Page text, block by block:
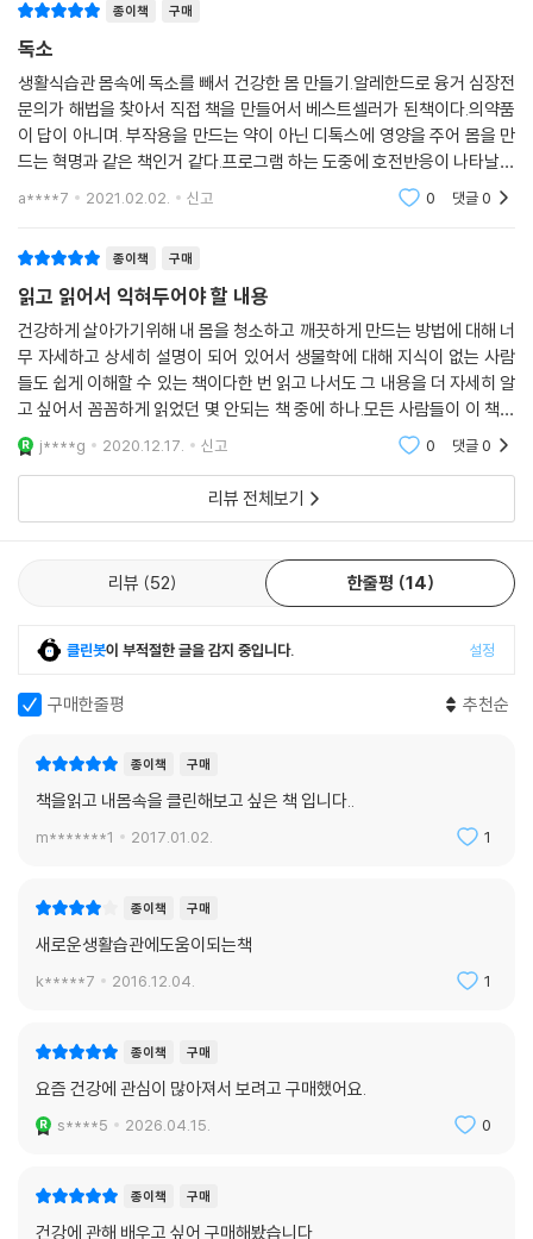
감정도 마찬가지다. 둘 다 끈적끈적한 성질을 가지고 있어서, 서로를 ‘끌어
당긴다’. 생생하고 신선한 음식과 의욕 있고 희망적인 생각 역시 서로를 끌
어당기고 함께 어울린다.
부정적인 감정이나 생각이 많아지면 음식을 탐하게 된다. 그러면 결국 점
액이 만들어지고, 운동을 하지 않는 게으른 생활 패턴에 빠져 갈수록 점액
이 늘어날 것이다. 반대의 경우도 마찬가지다. 다시 말해, 질 나쁜 음식과
자극, 신체 부진으로 인해 몸에 점액이 넘쳐나면, 자기도 모르게 부정적인
비약 시장의 규모가 대단하다. 수많은 사람들이 이 증상을 고치기 위해 노
력과 시간, 돈을 들인다. 과일을 많이 먹는 것처럼 자연스러운 식생활의 변
화를 시도하는 사람들도 있지만, 이런 방법만으로는 상황이 반드시 좋아진
다고 보장하기 어렵다. 장을 원래의 상태로 회복시키고 특정한 음식을 식
단에서 영원히 없애기 전에는, 그런 해결책들은 효과가 없을 때가 많다. 가
령, 과일을 너무 많이 먹으면 실제로는 당분이 늘어나서 이스트(yeast)나
장 속의 해로운 균으로 인해 장내 미생물 불균형(dysbiosis)이 촉진될 수
다. 이때 변비와 함께 두통이나 다른 통증이 생길 수 있다. 이런 상태가 일
상화되면, 변비는 만성적인 증상으로 발전한다. 해로운 균은 번식하면서
을 해주어야 한다.
다르기는 하지만, 가장 흔히 점액을 생성시키는 식품으로는 밀가루, 유제
운 균을 죽이면서 유익한 균을 보충하는 것이다. 그리고 건강한 장을 위해
필수적인 영양소들을 섭취해야 하는데, 갑상선뿐만 아니라 장에도 이로운
요오드, 장의 근육 수축에 필요한 마그네슘 등을 공급하는 것이 중요하다.
장 내부가 손상되고 염증이 생기면, 세로토닌 수치가 서서히 감소한다. 정
상적인 상태에서는 대부분의 세로토닌이 장에서 만들어지기 때문이다. 이
지’에 대한 신호를 받아들이는 방식이 물리적으로 바뀌게 된다. 기분과 감
아니면 심하게 침울해지기도 한다. 이 경우 역시 원인은 독소다. --- p.122
유익함을 밝혀낸 연구가 많다. 산모가 프로바이오틱스를 섭취하면 태어난
리고 장 속에 건강한 세균군을 갖고 있는 운동선수는 부상에서 빨리 회복
된다.
레시피 등을 자세히 수록한 이 책 『클린』은 출간 즉시 아마존 베스트셀러
(건강 분야) 1위에 등극하며 큰 화제를 일으켰다. 클린을 직접 경험해본 사
람들은 한결같이 몸속을 깨끗하게 헹궈내고 새로 태어난 기분이라며 놀라
워했다. 남녀노소 불문하고 가장 안전하고 효과적인 방법으로 오랫동안 고
통 받아온 변비, 알레르기, 비만, 우울증에서 탈출한 것이다. 반짝 뜨고 사
라지는 유행 다이어트 프로그램이 아니라 평생 유지해야 할 라이프스타일
제대로 배출되지 못한 독소는 대부분 친유성親油性이라 몸속을 돌아다니
다가 지방이 많은 조직, 특히 뇌에 박혀 이상증상을 일으킨다는 사실을 아
는가? 우리 몸에 들어와 쌓이는 독소의 위협은 상상을 초월한다. 생명력이
없는 땅에서 살충제와 농약으로 자란 식물들, 항생제와 호르몬을 먹고 자
란 고기와 생선들, 슈퍼마켓에서 파는 보기 좋고 맛 좋은 포장음식부터 화
장품, 의류, 수돗물, 세제, 생활용품, 건축자제, 탁한 공기, 전자파, 해로운
생각과 무리한 업무 스케줄까지, 현대인이라면 누구도 피할 수 없는 독소
의 공격에 지금부터라도 제대로 방어해야 한다.
들이 앞 다투어 추천한 이 책 『클린』은 클린 프로그램뿐만 아니라 잘못된
식습관과 생활습관으로 인해 몸속에 쌓여가는 독소의 위험성을 조목조목
지적하며, 독소를 제거하고 배출시키는 메커니즘과 거기에 도움이 되는 음
식들, 섭취방법에 대해서도 자세히 알려준다. 또한 먹을거리, 의류, 생활용
품 등 생활 속 독소를 피하고 그 피해를 최소화시킬 수 있는 손쉬운 방법들
과 건강한 생활습관들까지 소개한다.
똑똑한 우리 몸은 해독스위치를 켜기만 하면 얼마든지 스스로를 고칠 수
있다. 이 책은 당신의 몸속 구석구석까지 깨끗이 청소해주고 장 기능을 회
복시켜 이제껏 한번도 느껴보지 못했던 진정한 휴식과 치유를 선사할 것이
종이책 구매
독소
생활식습관 몸속에 독소를 빼서 건강한 몸 만들기.알레한드로 융거 심장전
문의가 해법을 찾아서 직접 책을 만들어서 베스트셀러가 된책이다.의약품
이 답이 아니며. 부작용을 만드는 약이 아닌 디톡스에 영양을 주어 몸을 만
드는 혁명과 같은 책인거 같다.프로그램 하는 도중에 호전반응이 나타날수
있고.1주일 후에는 몸이 좋아지면서 변화를 느낄수 있다.세포재생.즉. 몸이
a****7 2021.02.02. 신고 0 댓글0
종이책 구매
읽고 읽어서 익혀두어야 할 내용
건강하게 살아가기위해 내 몸을 청소하고 깨끗하게 만드는 방법에 대해 너
무 자세하고 상세히 설명이 되어 있어서 생물학에 대해 지식이 없는 사람
들도 쉽게 이해할 수 있는 책이다한 번 읽고 나서도 그 내용을 더 자세히 알
고 싶어서 꼼꼼하게 읽었던 몇 안되는 책 중에 하나.모든 사람들이 이 책을
통해서 건강을 회복하고 잘 유지해서 이 세상을 행복하게 살아가기를 바란
다이렇게 좋
j****g 2020.12.17. 신고 0 댓글0
리뷰 전체보기
리뷰 52 한줄평 14
클린봇이 부적절한 글을 감지 중입니다. 설정
구매한줄평 추천순
종이책 구매
책을읽고 내몸속을 클린해보고 싶은 책 입니다..
m*******1 2017.01.02. 1
종이책 구매
새로운생활습관에도움이되는책
k*****7 2016.12.04. 1
종이책 구매
요즘 건강에 관심이 많아져서 보려고 구매했어요.
s****5 2026.04.15. 0
종이책 구매
건강에 관해 배우고 싶어 구매해봤습니다